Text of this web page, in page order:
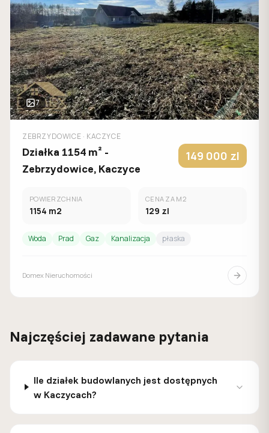
7
ZEBRZYDOWICE · KACZYCE
Działka 1154 m² -
Zebrzydowice, Kaczyce
149 000 zl
POWIERZCHNIA
1154 m2
CENA ZA M2
129 zl
Woda Prad Gaz Kanalizacja płaska
Domex Nieruchomości
Najczęściej zadawane pytania
Ile działek budowlanych jest dostępnych
w Kaczycach?